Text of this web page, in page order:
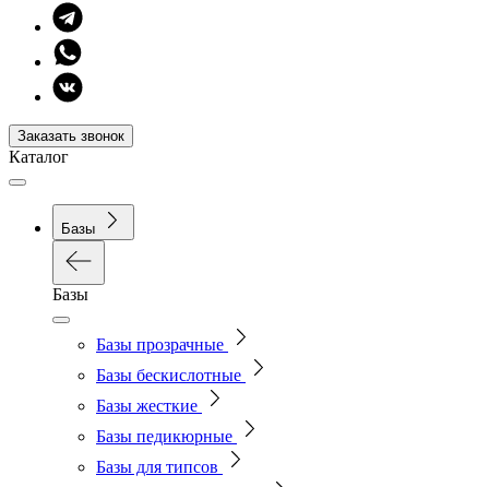
Заказать звонок
Каталог
Базы
Базы
Базы прозрачные
Базы бескислотные
Базы жесткие
Базы педикюрные
Базы для типсов